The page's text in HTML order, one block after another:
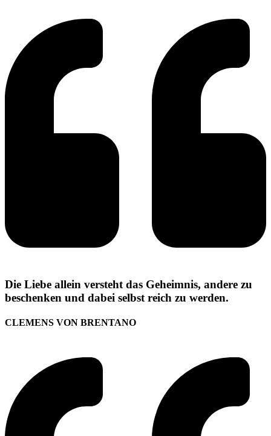
Die Liebe allein versteht das Geheimnis, andere zu
beschenken und dabei selbst reich zu werden.
CLEMENS VON BRENTANO